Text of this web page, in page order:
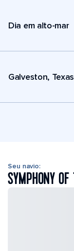
Dia em alto-mar
Galveston, Texas
Seu navio:
SYMPHONY